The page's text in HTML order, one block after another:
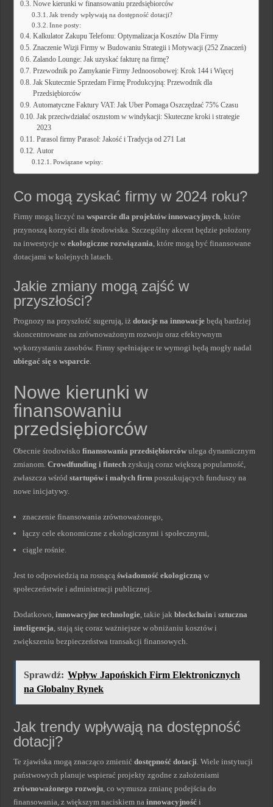
Nowe kierunki w finansowaniu przedsiębiorców
Jak trendy wpływają na dostępność dotacji?
Inne posty:
Kalkulator Zakupu Telefonu: Optymalizacja Kosztów Dla Firmy
Znaczenie Wizji Firmy w Budowaniu Strategii i Motywacji (252 Znaczeń)
Zalando Lounge: Jak uzyskać fakturę na firmę?
Przewodnik po Zamykanie Firmy Jednoosobowej: Krok 144 i Więcej
Jak Skutecznie Sprzedam Firmę Produkcyjną: Przewodnik dla
Przedsiębiorców
Automatyczne Faktury VAT: Jak Uber Pomaga Oszczędzać 75% Czasu
Jak przeciwdziałać oszustom w windykacji: Skuteczne kroki i strategie
2023
Parasol firmy Parasol: Jakość i Tradycja od 271 Lat
Autor
Powiązane wpisy:
Co mogą zyskać firmy w 2024 roku?
Firmy mogą liczyć nawsparcie dla projektów innowacyjnych, które
przynoszą korzyści dla środowiska. Szczególny akcent będzie położony
na inwestycje wekologiczne rozwiązania, które mogą być finansowane
dotacjami w kolejnych latach.
Jakie zmiany mogą zajść w
przyszłości?
Prognozy na przyszłość sugerują, iżdotacje na innowacje będą bardziej
skoncentrowane na zrównoważonym rozwoju oraz efektywnym
wykorzystaniu zasobów. Firmy spełniające te wymogi będą mogły nadal
ubiegać się o wsparcie.
Nowe kierunki w
finansowaniu
przedsiębiorców
Obecnie środowiskofinansowania przedsiębiorców ulega dynamicznym
zmianom.Crowdfunding i fintech zyskują coraz większą popularność,
zwłaszcza wśródstartupów i małych firm poszukujących funduszy na
nowe inicjatywy.
znaczenie finansowania zrównoważonego,
łączy cele ekonomiczne z ekologicznymi i społecznymi,
ciągle rośnie.
Jest to odpowiedzią na rosnącąświadomość ekologiczną w
społeczeństwie i administracji publicznej.
Dodatkowo,innowacyjne technologie, takie jakblockchain isztuczna
inteligencja, stają się coraz ważniejsze w obniżaniu kosztów i
zwiększeniu bezpieczeństwa transakcji finansowych.
Sprawdź: Wpływ Japońskich Firm Elektronicznych
na Globalny Rynek
Jak trendy wpływają na dostępność
dotacji?
Te zjawiska mogą znacząco zmienićdostępność dotacji. Wiele instytucji
państwowych planuje wspierać projekty zgodne z założeniami
zrównoważonego rozwoju, co wymusza zmianę podejścia do
finansowania, z większym naciskiem nainnowacyjność i